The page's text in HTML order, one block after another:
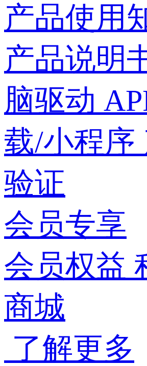
产品使用
产品说明
脑驱动
载/小程序
验证
会员专享
会员权益
商城
了解更多